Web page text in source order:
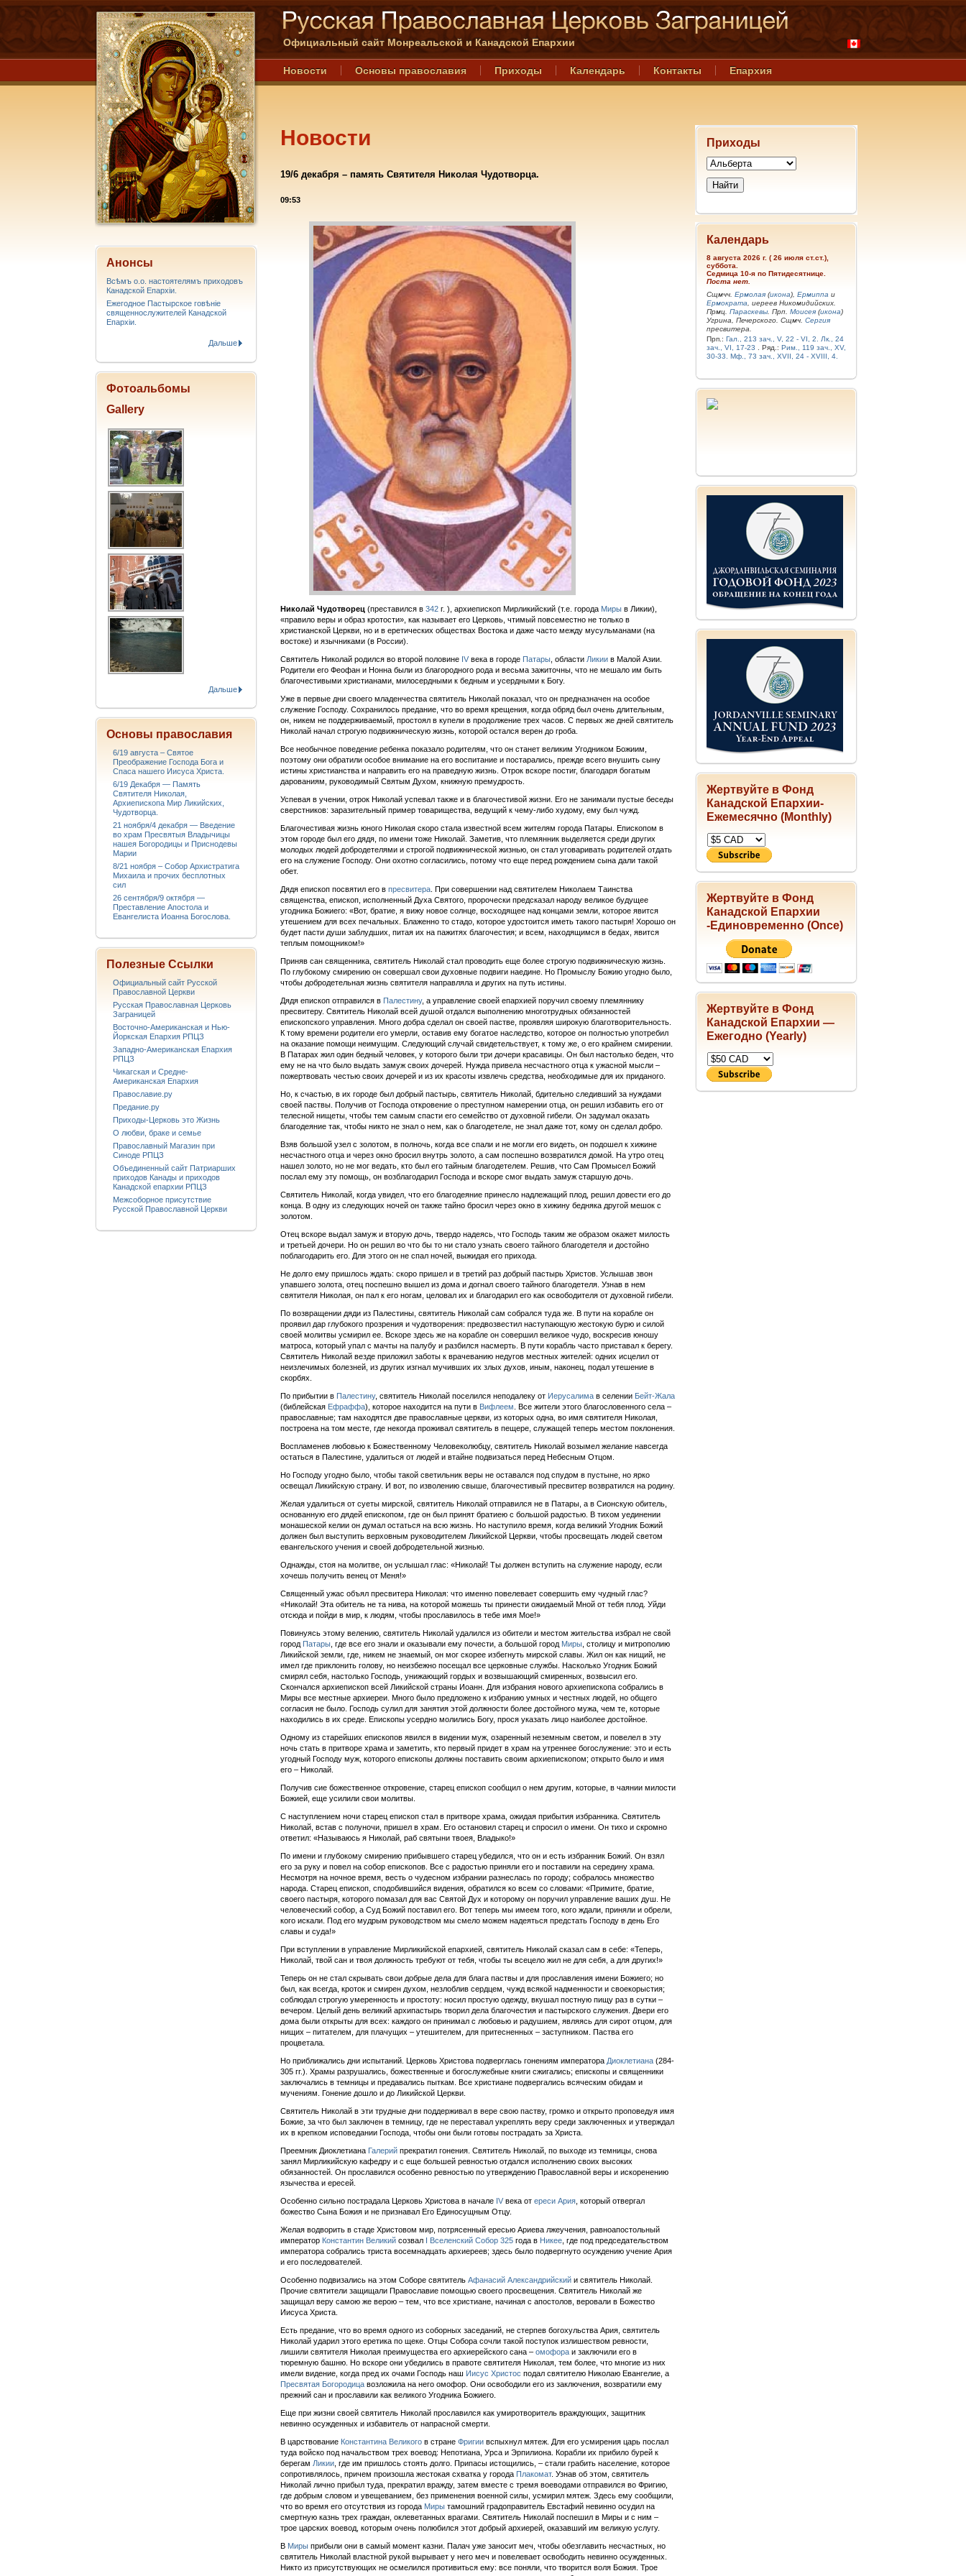
Официальный сайт Монреальской и Канадской Епархии
Новости Основы православия Приходы Календарь Контакты Епархия
Приходы
Календарь
8 августа 2026 г. ( 26 июля ст.ст.),
суббота.
Седмица 10-я по Пятидесятнице.
Поста нет.
Сщмчч. Ермолая (икона), Ермиппа и
Ермократа , иереев Никомидийских.
Прмц. Параскевы . Прп. Моисея (икона)
Угрина, Печерского. Сщмч. Сергия
пресвитера.
Прп.: Гал., 213 зач., V, 22 - VI, 2.
Лк., 24
зач., VI, 17-23
. Ряд.: Рим., 119 зач., XV,
30-33.
Мф., 73 зач., XVII, 24 - XVIII, 4.
Жертвуйте в Фонд
Канадской Епархии-
Ежемесячно (Monthly)
Жертвуйте в Фонд
Канадской Епархии
-Единовременно (Once)
Жертвуйте в Фонд
Канадской Епархии —
Ежегодно (Yearly)
Новости
19/6 декабря – память Святителя Николая Чудотворца.
09:53
Николай Чудотворец (преставился в 342 г. ), архиепископ Мирликийский (т.е. города Миры в Ликии),
«правило веры и образ кротости», как называет его Церковь, чтимый повсеместно не только в
христианской Церкви, но и в еретических обществах Востока и даже часто между мусульманами (на
востоке) и язычниками (в России).
Святитель Николай родился во второй половине IV века в городе Патары , области Ликии в Малой Азии.
Родители его Феофан и Нонна были из благородного рода и весьма зажиточны, что не мешало им быть
благочестивыми христианами, милосердными к бедным и усердными к Богу.
Уже в первые дни своего младенчества святитель Николай показал, что он предназначен на особое
служение Господу. Сохранилось предание, что во время крещения, когда обряд был очень длительным,
он, никем не поддерживаемый, простоял в купели в продолжение трех часов. С первых же дней святитель
Николай начал строгую подвижническую жизнь, которой остался верен до гроба.
Все необычное поведение ребенка показало родителям, что он станет великим Угодником Божиим,
поэтому они обратили особое внимание на его воспитание и постарались, прежде всего внушить сыну
истины христианства и направить его на праведную жизнь. Отрок вскоре постиг, благодаря богатым
дарованиям, руководимый Святым Духом, книжную премудрость.
Успевая в учении, отрок Николай успевал также и в благочестивой жизни. Его не занимали пустые беседы
сверстников: заразительный пример товарищества, ведущий к чему-либо худому, ему был чужд.
Благочестивая жизнь юного Николая скоро стала известной всем жителям города Патары. Епископом в
этом городе был его дядя, по имени тоже Николай. Заметив, что племянник выделяется среди других
молодых людей добродетелями и строгой подвижнической жизнью, он стал уговаривать родителей отдать
его на служение Господу. Они охотно согласились, потому что еще перед рождением сына дали такой
обет.
Дядя епископ посвятил его в пресвитера . При совершении над святителем Николаем Таинства
священства, епископ, исполненный Духа Святого, пророчески предсказал народу великое будущее
угодника Божиего: «Вот, братие, я вижу новое солнце, восходящее над концами земли, которое явится
утешением для всех печальных. Блаженно то стадо, которое удостоится иметь такого пастыря! Хорошо он
будет пасти души заблудших, питая их на пажитях благочестия; и всем, находящимся в бедах, явится
теплым помощником!»
Приняв сан священника, святитель Николай стал проводить еще более строгую подвижническую жизнь.
По глубокому смирению он совершал свои духовные подвиги наедине. Но Промыслу Божию угодно было,
чтобы добродетельная жизнь святителя направляла и других на путь истины.
Дядя епископ отправился в Палестину, а управление своей епархией поручил своему племяннику
пресвитеру. Святитель Николай всей душой отдался выполнению многотрудных обязанностей
епископского управления. Много добра сделал он своей пастве, проявляя широкую благотворительность.
К тому времени родители его умерли, оставив ему богатое наследство, которое он полностью употребил
на оказание помощи неимущим. Следующий случай свидетельствует, к тому же, о его крайнем смирении.
В Патарах жил один бедный человек, у которого были три дочери красавицы. Он был настолько беден, что
ему не на что было выдать замуж своих дочерей. Нужда привела несчастного отца к ужасной мысли –
пожертвовать честью своих дочерей и из их красоты извлечь средства, необходимые для их приданого.
Но, к счастью, в их городе был добрый пастырь, святитель Николай, бдительно следивший за нуждами
своей паствы. Получив от Господа откровение о преступном намерении отца, он решил избавить его от
телесной нищеты, чтобы тем самым спасти его семейство от духовной гибели. Он задумал оказать
благодеяние так, чтобы никто не знал о нем, как о благодетеле, не знал даже тот, кому он сделал добро.
Взяв большой узел с золотом, в полночь, когда все спали и не могли его видеть, он подошел к хижине
несчастного отца и через окно бросил внутрь золото, а сам поспешно возвратился домой. На утро отец
нашел золото, но не мог ведать, кто был его тайным благодетелем. Решив, что Сам Промысел Божий
послал ему эту помощь, он возблагодарил Господа и вскоре смог выдать замуж старшую дочь.
Святитель Николай, когда увидел, что его благодеяние принесло надлежащий плод, решил довести его до
конца. В одну из следующих ночей он также тайно бросил через окно в хижину бедняка другой мешок с
золотом.
Отец вскоре выдал замуж и вторую дочь, твердо надеясь, что Господь таким же образом окажет милость
и третьей дочери. Но он решил во что бы то ни стало узнать своего тайного благодетеля и достойно
поблагодарить его. Для этого он не спал ночей, выжидая его прихода.
Не долго ему пришлось ждать: скоро пришел и в третий раз добрый пастырь Христов. Услышав звон
упавшего золота, отец поспешно вышел из дома и догнал своего тайного благодетеля. Узнав в нем
святителя Николая, он пал к его ногам, целовал их и благодарил его как освободителя от духовной гибели.
По возвращении дяди из Палестины, святитель Николай сам собрался туда же. В пути на корабле он
проявил дар глубокого прозрения и чудотворения: предвозвестил наступающую жестокую бурю и силой
своей молитвы усмирил ее. Вскоре здесь же на корабле он совершил великое чудо, воскресив юношу
матроса, который упал с мачты на палубу и разбился насмерть. В пути корабль часто приставал к берегу.
Святитель Николай везде приложил заботы к врачеванию недугов местных жителей: одних исцелил от
неизлечимых болезней, из других изгнал мучивших их злых духов, иным, наконец, подал утешение в
скорбях.
По прибытии в Палестину, святитель Николай поселился неподалеку от Иерусалима в селении Бейт-Жала
(библейская Ефраффа), которое находится на пути в Вифлеем . Все жители этого благословенного села –
православные; там находятся две православные церкви, из которых одна, во имя святителя Николая,
построена на том месте, где некогда проживал святитель в пещере, служащей теперь местом поклонения.
Воспламенев любовью к Божественному Человеколюбцу, святитель Николай возымел желание навсегда
остаться в Палестине, удалиться от людей и втайне подвизаться перед Небесным Отцом.
Но Господу угодно было, чтобы такой светильник веры не оставался под спудом в пустыне, но ярко
освещал Ликийскую страну. И вот, по изволению свыше, благочестивый пресвитер возвратился на родину.
Желая удалиться от суеты мирской, святитель Николай отправился не в Патары, а в Сионскую обитель,
основанную его дядей епископом, где он был принят братиею с большой радостью. В тихом уединении
монашеской келии он думал остаться на всю жизнь. Но наступило время, когда великий Угодник Божий
должен был выступить верховным руководителем Ликийской Церкви, чтобы просвещать людей светом
евангельского учения и своей добродетельной жизнью.
Однажды, стоя на молитве, он услышал глас: «Николай! Ты должен вступить на служение народу, если
хочешь получить венец от Меня!»
Священный ужас объял пресвитера Николая: что именно повелевает совершить ему чудный глас?
«Николай! Эта обитель не та нива, на которой можешь ты принести ожидаемый Мной от тебя плод. Уйди
отсюда и пойди в мир, к людям, чтобы прославилось в тебе имя Мое!»
Повинуясь этому велению, святитель Николай удалился из обители и местом жительства избрал не свой
город Патары , где все его знали и оказывали ему почести, а большой город Миры , столицу и митрополию
Ликийской земли, где, никем не знаемый, он мог скорее избегнуть мирской славы. Жил он как нищий, не
имел где приклонить голову, но неизбежно посещал все церковные службы. Насколько Угодник Божий
смирял себя, настолько Господь, унижающий гордых и возвышающий смиренных, возвысил его.
Скончался архиепископ всей Ликийской страны Иоанн. Для избрания нового архиепископа собрались в
Миры все местные архиереи. Много было предложено к избранию умных и честных людей, но общего
согласия не было. Господь сулил для занятия этой должности более достойного мужа, чем те, которые
находились в их среде. Епископы усердно молились Богу, прося указать лицо наиболее достойное.
Одному из старейших епископов явился в видении муж, озаренный неземным светом, и повелел в эту
ночь стать в притворе храма и заметить, кто первый придет в храм на утреннее богослужение: это и есть
угодный Господу муж, которого епископы должны поставить своим архиепископом; открыто было и имя
его – Николай.
Получив сие божественное откровение, старец епископ сообщил о нем другим, которые, в чаянии милости
Божией, еще усилили свои молитвы.
С наступлением ночи старец епископ стал в притворе храма, ожидая прибытия избранника. Святитель
Николай, встав с полуночи, пришел в храм. Его остановил старец и спросил о имени. Он тихо и скромно
ответил: «Называюсь я Николай, раб святыни твоея, Владыко!»
По имени и глубокому смирению прибывшего старец убедился, что он и есть избранник Божий. Он взял
его за руку и повел на собор епископов. Все с радостью приняли его и поставили на середину храма.
Несмотря на ночное время, весть о чудесном избрании разнеслась по городу; собралось множество
народа. Старец епископ, сподобившийся видения, обратился ко всем со словами: «Примите, братие,
своего пастыря, которого помазал для вас Святой Дух и которому он поручил управление ваших душ. Не
человеческий собор, а Суд Божий поставил его. Вот теперь мы имеем того, кого ждали, приняли и обрели,
кого искали. Под его мудрым руководством мы смело можем надеяться предстать Господу в день Его
славы и суда!»
При вступлении в управление Мирликийской епархией, святитель Николай сказал сам в себе: «Теперь,
Николай, твой сан и твоя должность требуют от тебя, чтобы ты всецело жил не для себя, а для других!»
Теперь он не стал скрывать свои добрые дела для блага паствы и для прославления имени Божиего; но
был, как всегда, кроток и смирен духом, незлоблив сердцем, чужд всякой надменности и своекорыстия;
соблюдал строгую умеренность и простоту: носил простую одежду, вкушал постную пищу раз в сутки –
вечером. Целый день великий архипастырь творил дела благочестия и пастырского служения. Двери его
дома были открыты для всех: каждого он принимал с любовью и радушием, являясь для сирот отцом, для
нищих – питателем, для плачущих – утешителем, для притесненных – заступником. Паства его
процветала.
Но приближались дни испытаний. Церковь Христова подверглась гонениям императора Диоклетиана (284-
305 гг.). Храмы разрушались, божественные и богослужебные книги сжигались; епископы и священники
заключались в темницы и предавались пыткам. Все христиане подвергались всяческим обидам и
мучениям. Гонение дошло и до Ликийской Церкви.
Святитель Николай в эти трудные дни поддерживал в вере свою паству, громко и открыто проповедуя имя
Божие, за что был заключен в темницу, где не переставал укреплять веру среди заключенных и утверждал
их в крепком исповедании Господа, чтобы они были готовы пострадать за Христа.
Преемник Диоклетиана Галерий прекратил гонения. Святитель Николай, по выходе из темницы, снова
занял Мирликийскую кафедру и с еще большей ревностью отдался исполнению своих высоких
обязанностей. Он прославился особенно ревностью по утверждению Православной веры и искоренению
язычества и ересей.
Особенно сильно пострадала Церковь Христова в начале IV века от ереси Ария , который отвергал
божество Сына Божия и не признавал Его Единосущным Отцу.
Желая водворить в стаде Христовом мир, потрясенный ересью Ариева лжеучения, равноапостольный
император Константин Великий созвал I Вселенский Собор 325 года в Никее , где под председательством
императора собрались триста восемнадцать архиереев; здесь было подвергнуто осуждению учение Ария
и его последователей.
Особенно подвизались на этом Соборе святитель Афанасий Александрийский и святитель Николай.
Прочие святители защищали Православие помощью своего просвещения. Святитель Николай же
защищал веру самою же верою – тем, что все христиане, начиная с апостолов, веровали в Божество
Иисуса Христа.
Есть предание, что во время одного из соборных заседаний, не стерпев богохульства Ария, святитель
Николай ударил этого еретика по щеке. Отцы Собора сочли такой поступок излишеством ревности,
лишили святителя Николая преимущества его архиерейского сана – омофора и заключили его в
тюремную башню. Но вскоре они убедились в правоте святителя Николая, тем более, что многие из них
имели видение, когда пред их очами Господь наш Иисус Христос подал святителю Николаю Евангелие, а
Пресвятая Богородица возложила на него омофор. Они освободили его из заключения, возвратили ему
прежний сан и прославили как великого Угодника Божиего.
Еще при жизни своей святитель Николай прославился как умиротворитель враждующих, защитник
невинно осужденных и избавитель от напрасной смерти.
В царствование Константина Великого в стране Фригии вспыхнул мятеж. Для его усмирения царь послал
туда войско под начальством трех воевод: Непотиана, Урса и Эрпилиона. Корабли их прибило бурей к
берегам Ликии , где им пришлось стоять долго. Припасы истощились, – стали грабить население, которое
сопротивлялось, причем произошла жестокая схватка у города Плакомат. Узнав об этом, святитель
Николай лично прибыл туда, прекратил вражду, затем вместе с тремя воеводами отправился во Фригию,
где добрым словом и увещеванием, без применения военной силы, усмирил мятеж. Здесь ему сообщили,
что во время его отсутствия из города Миры тамошний градоправитель Евстафий невинно осудил на
смертную казнь трех граждан, оклеветанных врагами. Святитель Николай поспешил в Миры и с ним –
трое царских воевод, которым очень полюбился этот добрый архиерей, оказавший им великую услугу.
В Миры прибыли они в самый момент казни. Палач уже заносит меч, чтобы обезглавить несчастных, но
святитель Николай властной рукой вырывает у него меч и повелевает освободить невинно осужденных.
Никто из присутствующих не осмелился противиться ему: все поняли, что творится воля Божия. Трое
Анонсы
Всѣмъ о.о. настоятелямъ приходовъ
Канадской Епархiи.
Ежегодное Пастырское говѣніе
священнослужителей Канадской
Епархіи.
Дальше
Фотоальбомы
Gallery
Дальше
Основы православия
6/19 августа – Святое
Преображение Господа Бога и
Спаса нашего Иисуса Христа.
6/19 Декабря — Память
Святителя Николая,
Архиепископа Мир Ликийских,
Чудотворца.
21 ноября/4 декабря — Введение
во храм Пресвятыя Владычицы
нашея Богородицы и Приснодевы
Марии
8/21 ноября – Собор Архистратига
Михаила и прочих бесплотных
сил
26 сентября/9 октября —
Преставление Апостола и
Евангелиста Иоанна Богослова.
Полезные Ссылки
Официальный сайт Русской
Православной Церкви
Русская Православная Церковь
Заграницей
Восточно-Американская и Нью-
Йоркская Епархия РПЦЗ
Западно-Американская Епархия
РПЦЗ
Чикагская и Средне-
Американская Епархия
Православие.ру
Предание.ру
Приходы-Церковь это Жизнь
О любви, браке и семье
Православный Магазин при
Синоде РПЦЗ
Объединенный сайт Патриарших
приходов Канады и приходов
Канадской епархии РПЦЗ
Межсоборное присутствие
Русской Православной Церкви